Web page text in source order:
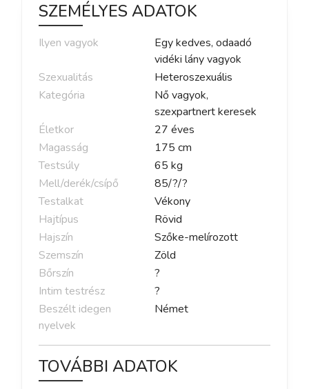
SZEMÉLYES ADATOK
Ilyen vagyok
Egy kedves, odaadó
vidéki lány vagyok
Szexualitás
Heteroszexuális
Kategória
Nő vagyok,
szexpartnert keresek
Életkor
27 éves
Magasság
175 cm
Testsúly
65 kg
Mell/derék/csípő
85/?/?
Testalkat
Vékony
Hajtípus
Rövid
Hajszín
Szőke-melírozott
Szemszín
Zöld
Bőrszín
?
Intim testrész
?
Beszélt idegen
nyelvek
Német
TOVÁBBI ADATOK